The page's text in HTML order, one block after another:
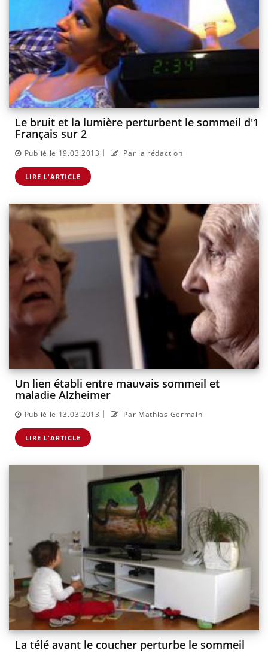
Le bruit et la lumière perturbent le sommeil d'1
Français sur 2
Publié le 19.03.2013 | Par la rédaction
LIRE L'ARTICLE
Un lien établi entre mauvais sommeil et
maladie Alzheimer
Publié le 13.03.2013 | Par Mathias Germain
LIRE L'ARTICLE
La télé avant le coucher perturbe le sommeil